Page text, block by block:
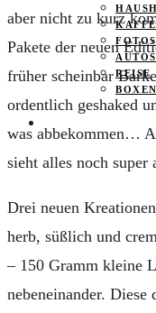
AUTOS
REISE
BOXEN
aber nicht zu kurz
Pakete der neuen
früher scheinbar
ordentlich geshaked
was abbekommen…
sieht alles noch super
Drei neuen
herb, süßlich und
– 150 Gramm kleine
nebeneinander.